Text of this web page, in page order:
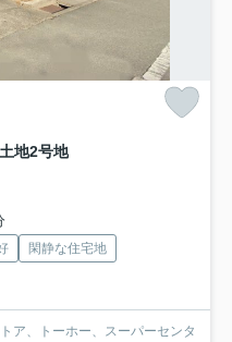
地2号地
閑静な住宅地
ア、トーホー、スーパーセンタ